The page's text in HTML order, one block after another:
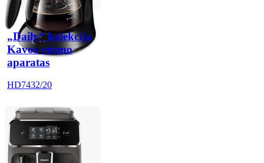
„Daily“ kolekcija
Kavos virimo
aparatas
HD7432/20